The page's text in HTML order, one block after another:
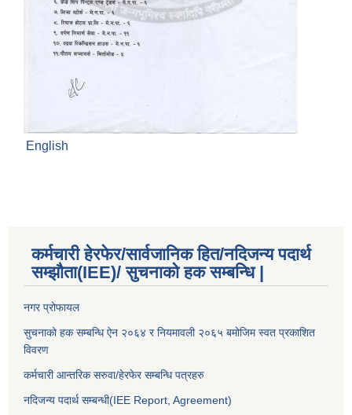
English
कर्मचारी हेरफेर/सार्वजानिक हित/नदिजन्य पदार्थ
सम्झौता(IEE)/ सुचनाको हक सम्बन्धि |
नगर प्रोफायल
सुचनाको हक सम्बन्धि ऐन २०६४ र नियमावली २०६५ बमोजिम स्वत प्रकाशित
विवरण
कर्मचारी आन्तरिक सरुवा/हेरफेर सम्बन्धि पत्रहरु
नदिजन्य पदार्थ सम्बन्धी(IEE Report, Agreement)​